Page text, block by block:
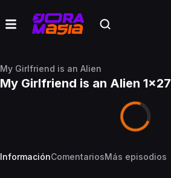
My Girlfriend is an Alien
My Girlfriend is an Alien 1x27
InformaciónComentariosMás episodios